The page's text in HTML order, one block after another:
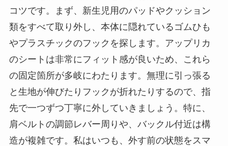
コツです。まず、新生児用のパッドやクッション
類をすべて取り外し、本体に隠れているゴムひも
やプラスチックのフックを探します。アップリカ
のシートは非常にフィット感が良いため、これら
の固定箇所が多岐にわたります。無理に引っ張る
と生地が伸びたりフックが折れたりするので、指
先で一つずつ丁寧に外していきましょう。特に、
肩ベルトの調節レバー周りや、バックル付近は構
造が複雑です。私はいつも、外す前の状態をスマ